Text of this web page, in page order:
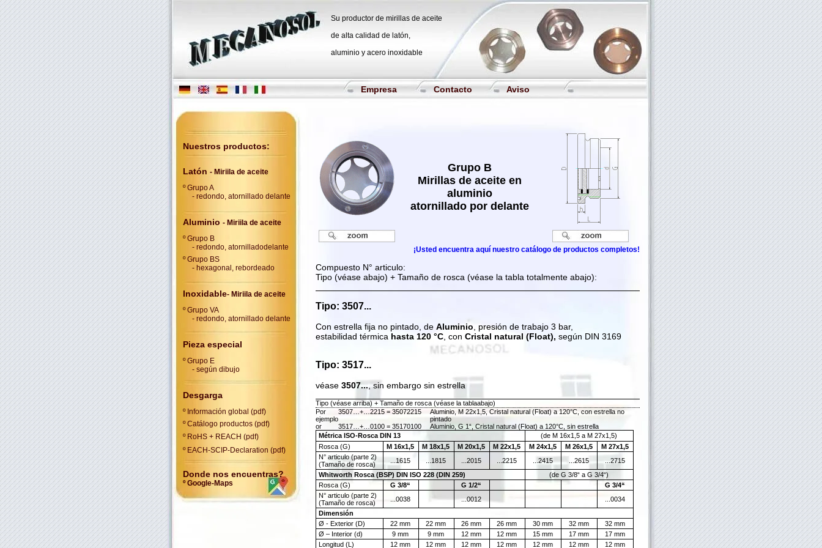
Su productor de mirillas de aceite
de alta calidad de latón,
aluminio y acero inoxidable
Empresa Contacto Aviso
Nuestros productos:
Latón - Miriila de aceite
º Grupo A
- redondo, atornillado delante
Aluminio - Miriila de aceite
º Grupo B
- redondo, atornilladodelante
º Grupo BS
- hexagonal, rebordeado
Inoxidable- Miriila de aceite
º Grupo VA
- redondo, atornillado delante
Pieza especial
º Grupo E
- según dibujo
Desgarga
º Información global (pdf)
º Catálogo productos (pdf)
º RoHS + REACH (pdf)
º EACH-SCIP-Declaration (pdf)
Donde nos encuentras?
º Google-Maps
Grupo B
Mirillas de aceite en
aluminio
atornillado por delante
¡Usted encuentra aquí nuestro catálogo de productos completos!
Compuesto N° articulo:
Tipo (véase abajo) + Tamaño de rosca (véase la tabla totalmente abajo):
Tipo: 3507...
Con estrella fija no pintado, de Aluminio , presión de trabajo 3 bar,
estabilidad térmica hasta 120 °C, con Cristal natural (Float), según DIN 3169
Tipo: 3517...
véase 3507..., sin embargo sin estrella
Tipo (véase arriba) + Tamaño de rosca (véase la tablaabajo)
Por
ejemplo
3507…+…2215 = 35072215
Aluminio, M 22x1,5, Cristal natural (Float) a 120°C, con estrella no
pintado
or
3517…+…0100 = 35170100
Aluminio, G 1“, Cristal natural (Float) a 120°C, sin estrella
Métrica ISO-Rosca DIN 13
(de M 16x1,5 a M 27x1,5)
Rosca (G)
M 16x1,5 M 18x1,5 M 20x1,5 M 22x1,5 M 24x1,5 M 26x1,5
M 27x1,5
N° articulo (parte 2)
(Tamaño de rosca)
...1615 ...1815 ...2015 ...2215 ...2415 ...2615
...2715
Whitworth Rosca (BSP) DIN ISO 228 (DIN 259)
(de G 3/8“ a G 3/4“)
Rosca (G)
G 3/8“ G 1/2“
G 3/4“
N° articulo (parte 2)
(Tamaño de rosca)
...0038 ...0012
...0034
Dimensión
Ø - Exterior (D)
22 mm 22 mm 26 mm 26 mm 30 mm 32 mm
32 mm
Ø – Interior (d)
9 mm 9 mm 12 mm 12 mm 15 mm 17 mm
17 mm
Longitud (L)
12 mm 12 mm 12 mm 12 mm 12 mm 12 mm 12 mm